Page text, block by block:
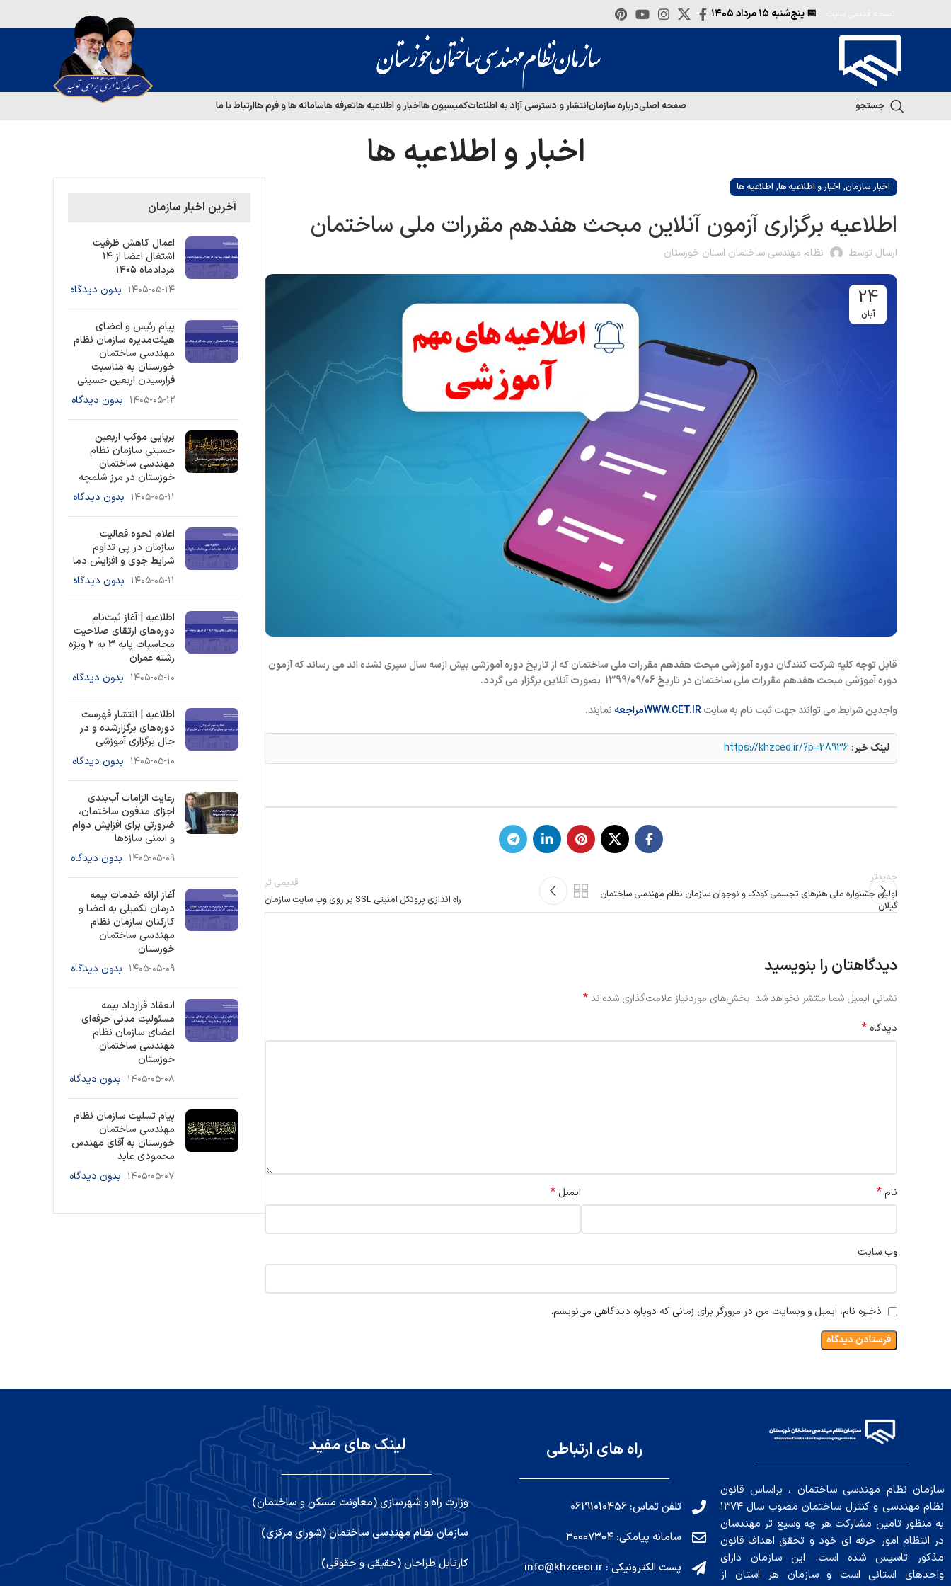
📅 پنج‌شنبه
جستجو صفحه اصلیدرباره سازمانانتشار و دسترسی آزاد به اطلاعاتکمیسیون هااخبار و اطلاعیه هاتعرفه هاسامانه ها و فرم هاارتباط با ما
اخبار و اطلاعیه ها
اخبار سازمان, اخبار و اطلاعیه ها, اطلاعیه ها
اطلاعیه برگزاری آزمون آنلاین مبحث هفدهم مقررات ملی ساختمان
ارسال توسط نظام مهندسی ساختمان استان خوزستان
24
آبان
قابل توجه کلیه شرکت کنندگان دوره آموزشی مبحث هفدهم مقررات ملی ساختمان که از تاریخ دوره آموزشی بیش ازسه سال سپری نشده اند می رساند که آزمون
دوره آموزشی مبحث هفدهم مقررات ملی ساختمان در تاریخ 1399/09/06 بصورت آنلاین برگزار می گردد.
واجدین شرایط می توانند جهت ثبت نام به سایتWWW.CET.IRمراجعه نمایند.
لینک خبر: https://khzceo.ir/?p=28936
جدیدتر
اولين جشنواره ملي هنرهاي تجسمي کودک و نوجوان سازمان نظام مهندسي ساختمان
گيلان
قدیمی تر
راه اندازی پروتکل امنیتی SSL بر روی وب سایت سازمان
دیدگاهتان را بنویسید
نشانی ایمیل شما منتشر نخواهد شد. بخش‌های موردنیاز علامت‌گذاری شده‌اند*
دیدگاه *
نام* ایمیل *
وب‌ سایت
ذخیره نام، ایمیل و وبسایت من در مرورگر برای زمانی که دوباره دیدگاهی می‌نویسم.
آخرین اخبار سازمان
اعمال کاهش ظرفیت
اشتغال اعضا از ۱۴
مردادماه ۱۴۰۵
۱۴۰۵-۰۵-۱۴ بدون دیدگاه
پیام رئیس و اعضای
هیئت‌مدیره سازمان نظام
مهندسی ساختمان
خوزستان به مناسبت
فرارسیدن اربعین حسینی
۱۴۰۵-۰۵-۱۲ بدون دیدگاه
برپایی موکب اربعین
حسینی سازمان نظام
مهندسی ساختمان
خوزستان در مرز شلمچه
۱۴۰۵-۰۵-۱۱ بدون دیدگاه
اعلام نحوه فعالیت
سازمان در پی تداوم
شرایط جوی و افزایش دما
۱۴۰۵-۰۵-۱۱ بدون دیدگاه
اطلاعیه | آغاز ثبت‌نام
دوره‌های ارتقای صلاحیت
محاسبات پایه 3 به ۲ ویژه
رشته عمران
۱۴۰۵-۰۵-۱۰ بدون دیدگاه
اطلاعیه | انتشار فهرست
دوره‌های برگزارشده و در
حال برگزاری آموزشی
۱۴۰۵-۰۵-۱۰ بدون دیدگاه
رعایت الزامات آب‌بندی
اجزای مدفون ساختمان،
ضرورتی برای افزایش دوام
و ایمنی سازه‌ها
۱۴۰۵-۰۵-۰۹ بدون دیدگاه
آغاز ارائه خدمات بیمه
درمان تکمیلی به اعضا و
کارکنان سازمان نظام
مهندسی ساختمان
خوزستان
۱۴۰۵-۰۵-۰۹ بدون دیدگاه
انعقاد قرارداد بیمه
مسئولیت مدنی حرفه‌ای
اعضای سازمان نظام
مهندسی ساختمان
خوزستان
۱۴۰۵-۰۵-۰۸ بدون دیدگاه
پیام تسلیت سازمان نظام
مهندسی ساختمان
خوزستان به آقای مهندس
محمودی عابد
۱۴۰۵-۰۵-۰۷ بدون دیدگاه
سازمان نظام مهندسی ساختمان ، براساس قانون
نظام مهندسی و کنترل ساختمان مصوب سال ۱۳۷۴
به منظور تامین مشارکت هر چه وسیع تر مهندسان
در انتظام امور حرفه ای خود و تحقق اهداف قانون
مذکور تاسیس شده است. این سازمان دارای
واحدهای استانی است و سازمان هر استان از
راه های ارتباطی
تلفن تماس: 06191010456
سامانه پیامکی: ۳۰۰۰۷۳۰۴
پست الکترونیکی : info@khzceoi.ir
لینک های مفید
وزارت راه و شهرسازی (معاونت مسکن و ساختمان)
سازمان نظام مهندسی ساختمان (شورای مرکزی)
کارتابل طراحان (حقیقی و حقوقی)